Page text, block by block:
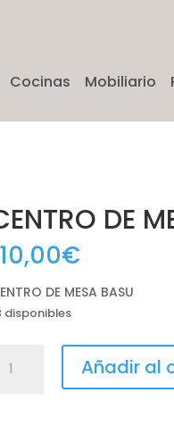
Cocinas Mobiliario
DE
€
DE MESA BASU
disponibles
Añadir al